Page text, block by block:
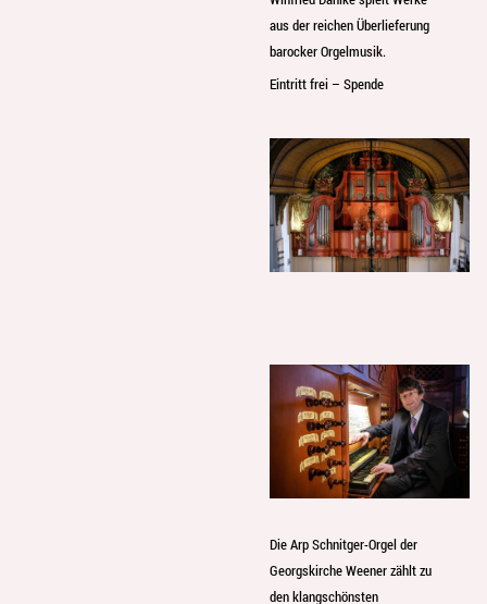
aus der reichen Überlieferung
barocker Orgelmusik.
Eintritt frei – Spende
Die Arp Schnitger-Orgel der
Georgskirche Weener zählt zu
den klangschönsten